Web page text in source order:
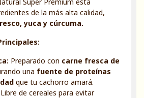
de la más alta calidad,
yuca y cúrcuma.
Preparado con carne fresca de
una fuente de proteínas
que tu cachorro amará.
Libre de cereales para evitar